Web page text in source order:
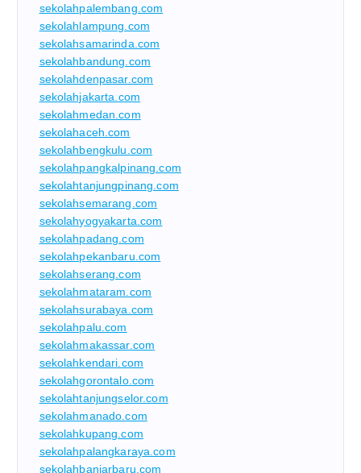
sekolahpalembang.com
sekolahlampung.com
sekolahsamarinda.com
sekolahbandung.com
sekolahdenpasar.com
sekolahjakarta.com
sekolahmedan.com
sekolahaceh.com
sekolahbengkulu.com
sekolahpangkalpinang.com
sekolahtanjungpinang.com
sekolahsemarang.com
sekolahyogyakarta.com
sekolahpadang.com
sekolahpekanbaru.com
sekolahserang.com
sekolahmataram.com
sekolahsurabaya.com
sekolahpalu.com
sekolahmakassar.com
sekolahkendari.com
sekolahgorontalo.com
sekolahtanjungselor.com
sekolahmanado.com
sekolahkupang.com
sekolahpalangkaraya.com
sekolahbanjarbaru.com